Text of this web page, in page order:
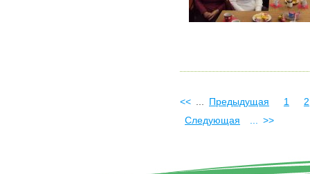
<< Предыдущая 1
2
Следующая
>>